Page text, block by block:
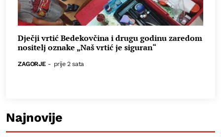
Dječji vrtić Bedekovčina i drugu godinu zaredom
nositelj oznake „Naš vrtić je siguran“
ZAGORJE - prije 2 sata
Najnovije